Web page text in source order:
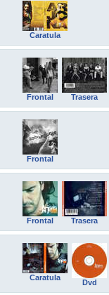
Caratula
Frontal Trasera
Frontal
Frontal Trasera
Caratula
Dvd